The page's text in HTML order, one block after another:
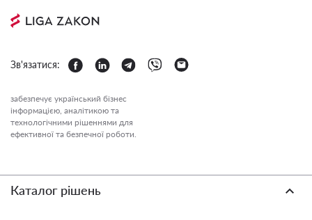
Зв'язатися:
забезпечує український бізнес
інформацією, аналітикою та
технологічними рішеннями для
ефективної та безпечної роботи.
Каталог рішень